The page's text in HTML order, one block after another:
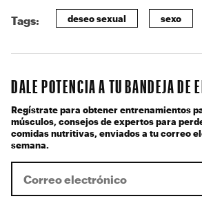
Tags: deseo sexual sexo
DALE POTENCIA A TU BANDEJA DE
Regístrate para obtener entrenamientos
músculos, consejos de expertos para
comidas nutritivas, enviados a tu correo
semana.